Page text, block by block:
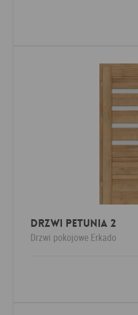
Drzwi PETUNIA 2
Drzwi pokojowe Erkado